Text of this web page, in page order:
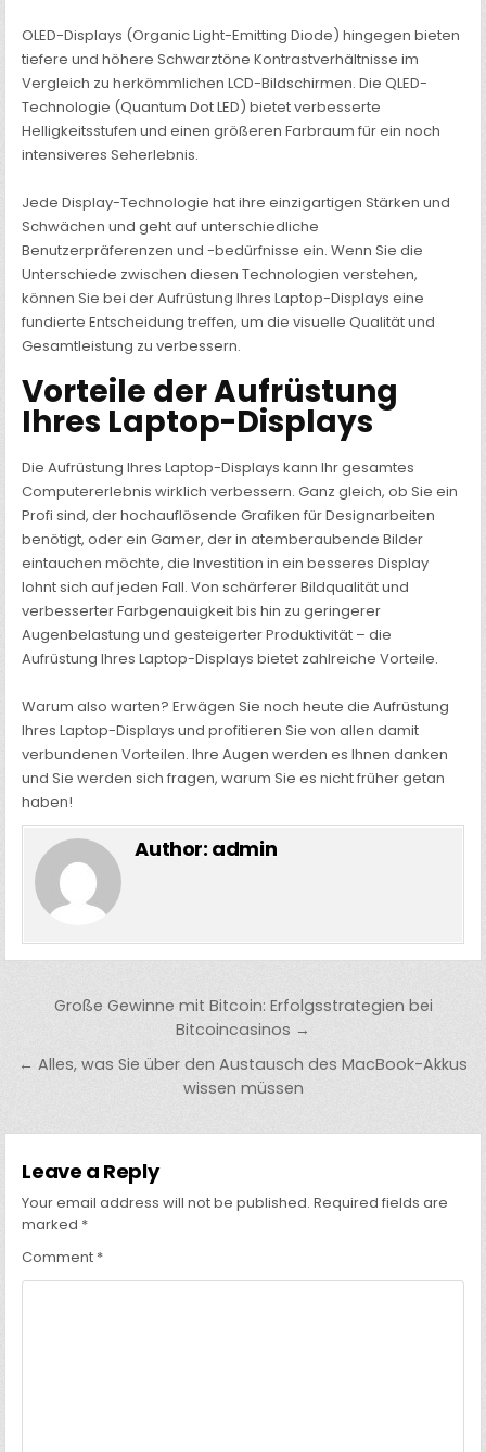
OLED-Displays (Organic Light-Emitting Diode) hingegen bieten
tiefere und höhere Schwarztöne Kontrastverhältnisse im
Vergleich zu herkömmlichen LCD-Bildschirmen. Die QLED-
Technologie (Quantum Dot LED) bietet verbesserte
Helligkeitsstufen und einen größeren Farbraum für ein noch
intensiveres Seherlebnis.
Jede Display-Technologie hat ihre einzigartigen Stärken und
Schwächen und geht auf unterschiedliche
Benutzerpräferenzen und -bedürfnisse ein. Wenn Sie die
Unterschiede zwischen diesen Technologien verstehen,
können Sie bei der Aufrüstung Ihres Laptop-Displays eine
fundierte Entscheidung treffen, um die visuelle Qualität und
Gesamtleistung zu verbessern.
Vorteile der Aufrüstung
Ihres Laptop-Displays
Die Aufrüstung Ihres Laptop-Displays kann Ihr gesamtes
Computererlebnis wirklich verbessern. Ganz gleich, ob Sie ein
Profi sind, der hochauflösende Grafiken für Designarbeiten
benötigt, oder ein Gamer, der in atemberaubende Bilder
eintauchen möchte, die Investition in ein besseres Display
lohnt sich auf jeden Fall. Von schärferer Bildqualität und
verbesserter Farbgenauigkeit bis hin zu geringerer
Augenbelastung und gesteigerter Produktivität – die
Aufrüstung Ihres Laptop-Displays bietet zahlreiche Vorteile.
Warum also warten? Erwägen Sie noch heute die Aufrüstung
Ihres Laptop-Displays und profitieren Sie von allen damit
verbundenen Vorteilen. Ihre Augen werden es Ihnen danken
und Sie werden sich fragen, warum Sie es nicht früher getan
haben!
Author: admin
Post
navigation
Große Gewinne mit Bitcoin: Erfolgsstrategien bei
Bitcoincasinos →
← Alles, was Sie über den Austausch des MacBook-Akkus
wissen müssen
Leave a Reply
Your email address will not be published. Required fields are
marked *
Comment *